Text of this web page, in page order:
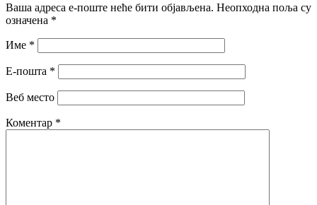
Ваша адреса е-поште неће бити објављена. Неопходна поља су
означена *
Име *
Е-пошта *
Веб место
Коментар *